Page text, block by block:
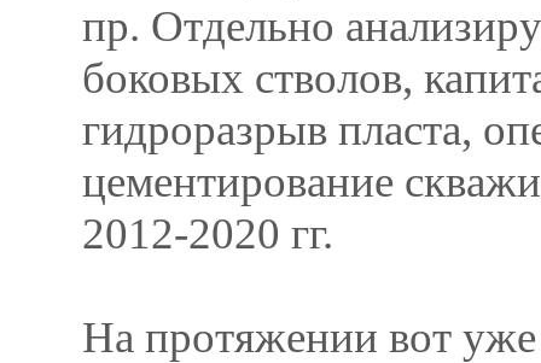
пр. Отдельно
боковых стволов,
гидроразрыв пласта,
цементирование
2012-2020 гг.
На протяжении вот